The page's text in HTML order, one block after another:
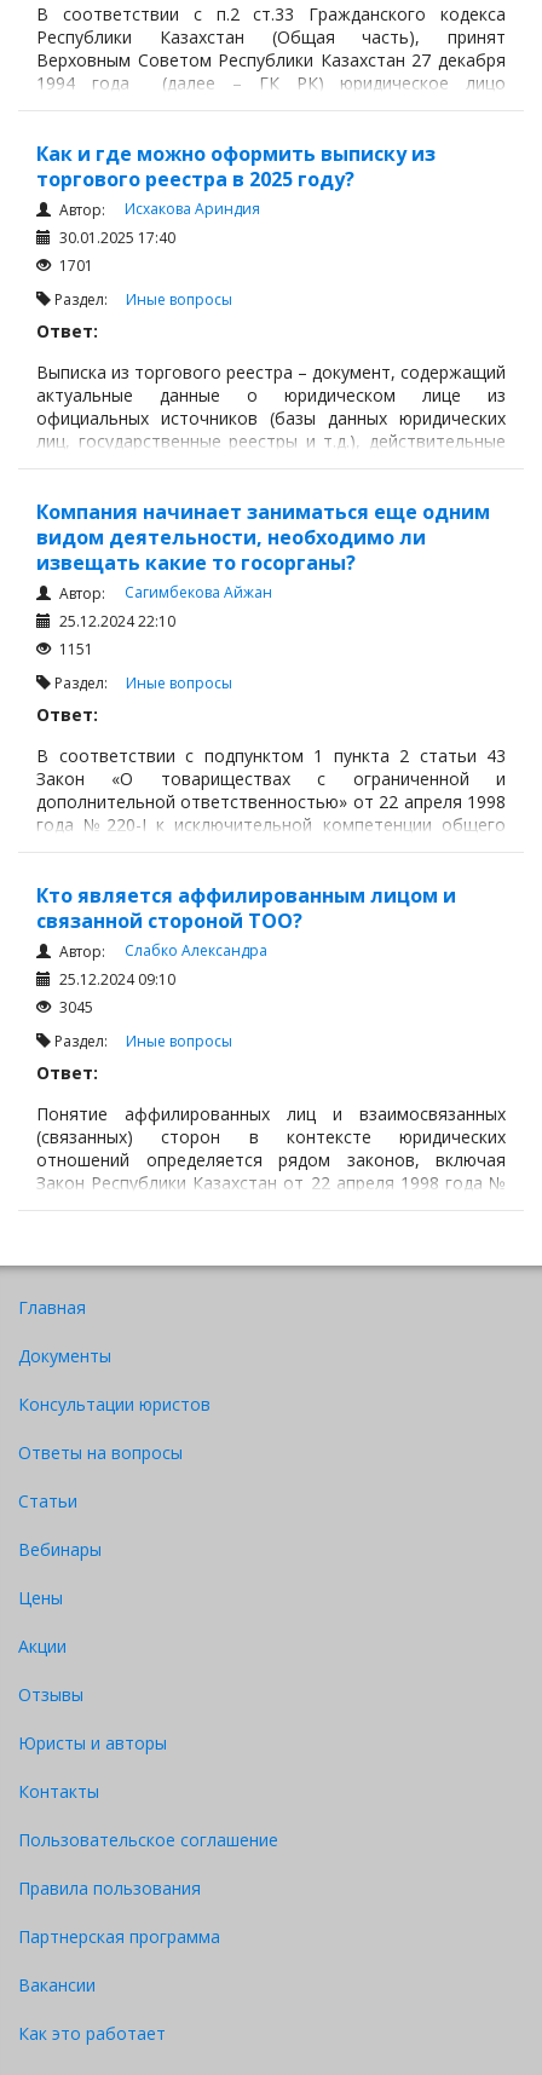
В соответствии с п.2 ст.33 Гражданского кодекса
Республики Казахстан (Общая часть), принят
Верховным Советом Республики Казахстан 27 декабря
1994 года (далее – ГК РК) юридическое лицо
имеет печать со своим наименованием. Данное
которые являются субъектами частного
предпринимательства, за исключением случаев,
предусмотренных настоящим Кодексом и законами
Республики Казахстан.
Как и где можно оформить выписку из
торгового реестра в 2025 году?
Автор:
Исхакова Ариндия
30.01.2025 17:40
1701
Раздел: Иные вопросы
Ответ:
Выписка из торгового реестра – документ, содержащий
актуальные данные о юридическом лице из
официальных источников (базы данных юридических
лиц, государственные реестры и т.д.), действительные
на дату запроса.
Компания начинает заниматься еще одним
видом деятельности, необходимо ли
извещать какие то госорганы?
Автор:
Сагимбекова Айжан
25.12.2024 22:10
1151
Раздел: Иные вопросы
Ответ:
В соответствии с подпунктом 1 пункта 2 статьи 43
Закон «О товариществах с ограниченной и
дополнительной ответственностью» от 22 апреля 1998
года №220-I к исключительной компетенции общего
собрания участников ТОО относится изменение устава
уставного капитала, места нахождения и фирменного
наименования или утверждение устава товарищества в
новой редакции.
Кто является аффилированным лицом и
связанной стороной ТОО?
Автор:
Слабко Александра
25.12.2024 09:10
3045
Раздел: Иные вопросы
Ответ:
Понятие аффилированных лиц и взаимосвязанных
(связанных) сторон в контексте юридических
отношений определяется рядом законов, включая
Закон Республики Казахстан от 22 апреля 1998 года №
220-I «О товариществах с ограниченной и
Главная
Документы
Консультации юристов
Ответы на вопросы
Статьи
Вебинары
Цены
Акции
Отзывы
Юристы и авторы
Контакты
Пользовательское соглашение
Правила пользования
Партнерская программа
Вакансии
Как это работает